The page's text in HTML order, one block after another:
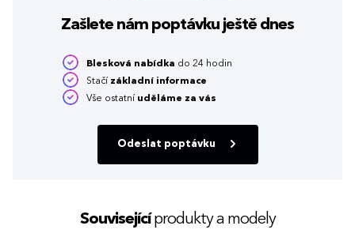
Zašlete nám poptávku ještě dnes
Blesková nabídka do 24 hodin
Stačí základní informace
Vše ostatní uděláme za vás
Odeslat poptávku
Souvisejícíprodukty a modely